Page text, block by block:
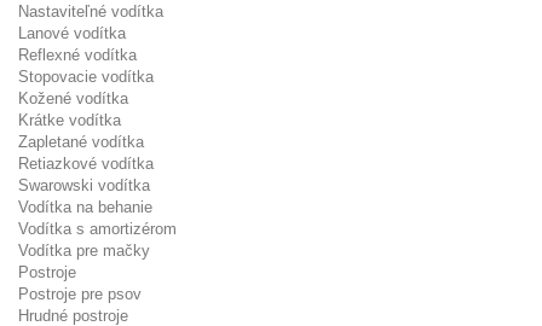
Nastaviteľné vodítka
Lanové vodítka
Reflexné vodítka
Stopovacie vodítka
Kožené vodítka
Krátke vodítka
Zapletané vodítka
Retiazkové vodítka
Swarowski vodítka
Vodítka na behanie
Vodítka s amortizérom
Vodítka pre mačky
Postroje
Postroje pre psov
Hrudné postroje